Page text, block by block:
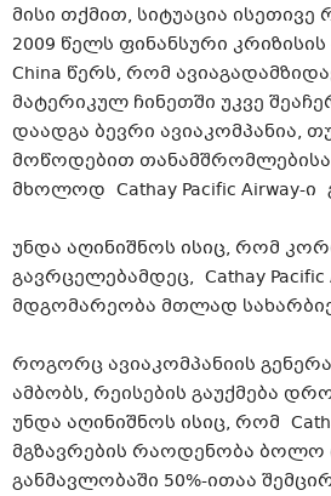
მისი თქმით, სიტუაცია
2009 წელს ფინანსური
China წერს, რომ
მატერიკულ ჩინეთში უკვე
დაადგა ბევრი ავიაკომპანია,
მოწოდებით
მხოლოდ Cathay Pacific Airway-ი
უნდა აღინიშნოს ისიც, რომ
გავრცელებამდეც, Cathay Pacific
მდგომარეობა მთლად
როგორც ავიაკომპანიის
ამბობს, რეისების გაუქმება
უნდა აღინიშნოს ისიც, რომ
მგზავრების რაოდენობა ბოლო
განმავლობაში 50%-ითაა